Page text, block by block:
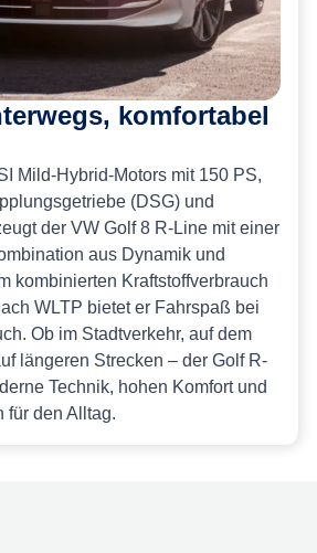
komfortabel
Mild-Hybrid-Motors mit 150 PS,
(DSG) und
der VW Golf 8 R-Line mit einer
aus Dynamik und
kombinierten Kraftstoffverbrauch
WLTP bietet er Fahrspaß bei
Ob im Stadtverkehr, auf dem
längeren Strecken – der Golf R-
Technik, hohen Komfort und
für den Alltag.